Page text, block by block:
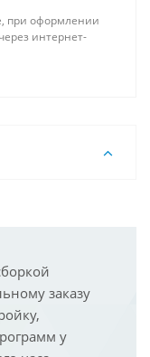
при оформлении
интернет-
заказу
у